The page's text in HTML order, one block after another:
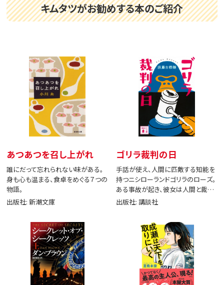
キムタツがお勧めする本のご紹介
あつあつを召し上がれ
誰にだって忘れられない味がある。
身も心も温まる、食卓をめぐる７つの
物語。
出版社: 新潮文庫
ゴリラ裁判の日
手話が使え、人間に匹敵する知能を
持つニシローランドゴリラのローズ。
ある事故が起き、彼女は人間と裁判
で闘う。
出版社: 講談社